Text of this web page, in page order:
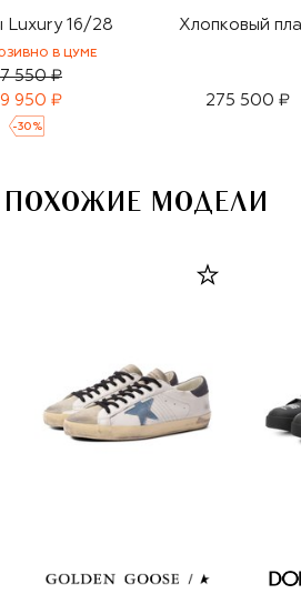
Luxury 16/28
В ЦУМЕ
550 ₽
950 ₽
-30 %
Хлопковый
275 500 ₽
ПОХОЖИЕ МОДЕЛИ